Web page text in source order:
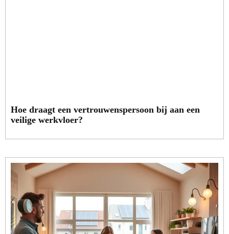
Hoe draagt een vertrouwenspersoon bij aan een
veilige werkvloer?